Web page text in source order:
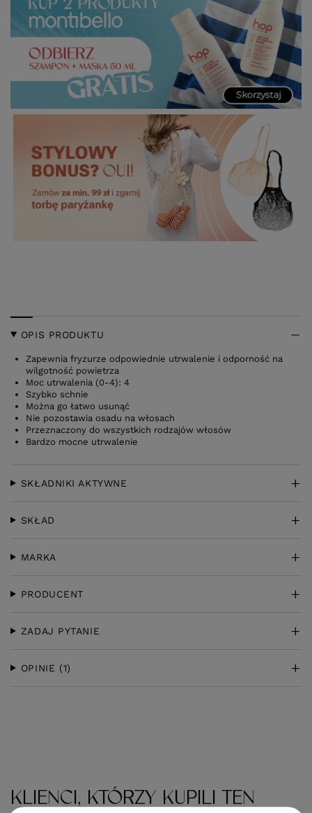
OPIS PRODUKTU
Zapewnia fryzurze odpowiednie utrwalenie i odporność na
wilgotność powietrza
Moc utrwalenia (0-4): 4
Szybko schnie
Można go łatwo usunąć
Nie pozostawia osadu na włosach
Przeznaczony do wszystkich rodzajów włosów
Bardzo mocne utrwalenie
SKŁADNIKI AKTYWNE
SKŁAD
MARKA
PRODUCENT
ZADAJ PYTANIE
OPINIE (1)
KLIENCI, KTÓRZY KUPILI TEN